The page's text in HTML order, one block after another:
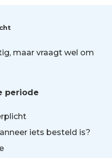
maar vraagt wel om
periode
iets besteld is?